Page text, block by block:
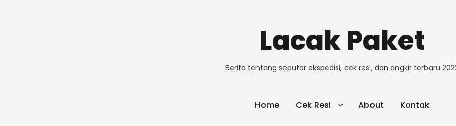
Lacak Paket
Berita tentang seputar ekspedisi, cek resi, dan ongkir terbaru
Home Cek Resi About Kontak